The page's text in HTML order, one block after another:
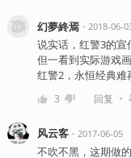
幻夢終焉・ 2018-06-
说实话，红警3的宣
但一看到实际游戏
红警2，永恒经典难
3 回复 ・
风云客・ 2017-06-05
不吹不黑，这期做